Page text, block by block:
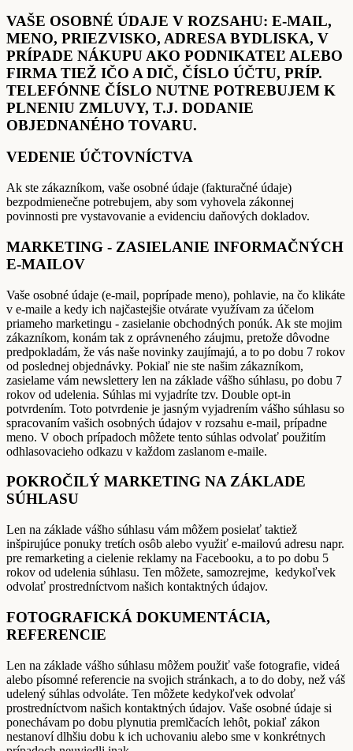
VAŠE OSOBNÉ ÚDAJE V ROZSAHU: E-MAIL,
MENO, PRIEZVISKO, ADRESA BYDLISKA, V
PRÍPADE NÁKUPU AKO PODNIKATEĽ ALEBO
FIRMA TIEŽ IČO A DIČ, ČÍSLO ÚČTU, PRÍP.
TELEFÓNNE ČÍSLO NUTNE POTREBUJEM K
PLNENIU ZMLUVY, T.J. DODANIE
OBJEDNANÉHO TOVARU.
VEDENIE ÚČTOVNÍCTVA
Ak ste zákazníkom, vaše osobné údaje (fakturačné údaje)
bezpodmienečne potrebujem, aby som vyhovela zákonnej
povinnosti pre vystavovanie a evidenciu daňových dokladov.
MARKETING - ZASIELANIE INFORMAČNÝCH
E-MAILOV
Vaše osobné údaje (e-mail, poprípade meno), pohlavie, na čo klikáte
v e-maile a kedy ich najčastejšie otvárate využívam za účelom
priameho marketingu - zasielanie obchodných ponúk. Ak ste mojim
zákazníkom, konám tak z oprávneného záujmu, pretože dôvodne
predpokladám, že vás naše novinky zaujímajú, a to po dobu 7 rokov
od poslednej objednávky. Pokiaľ nie ste našim zákazníkom,
zasielame vám newslettery len na základe vášho súhlasu, po dobu 7
rokov od udelenia. Súhlas mi vyjadríte tzv. Double opt-in
potvrdením. Toto potvrdenie je jasným vyjadrením vášho súhlasu so
spracovaním vašich osobných údajov v rozsahu e-mail, prípadne
meno. V oboch prípadoch môžete tento súhlas odvolať použitím
odhlasovacieho odkazu v každom zaslanom e-maile.
POKROČILÝ MARKETING NA ZÁKLADE
SÚHLASU
Len na základe vášho súhlasu vám môžem posielať taktiež
inšpirujúce ponuky tretích osôb alebo využiť e-mailovú adresu napr.
pre remarketing a cielenie reklamy na Facebooku, a to po dobu 5
rokov od udelenia súhlasu. Ten môžete, samozrejme, kedykoľvek
odvolať prostredníctvom našich kontaktných údajov.
FOTOGRAFICKÁ DOKUMENTÁCIA,
REFERENCIE
Len na základe vášho súhlasu môžem použiť vaše fotografie, videá
alebo písomné referencie na svojich stránkach, a to do doby, než váš
udelený súhlas odvoláte. Ten môžete kedykoľvek odvolať
prostredníctvom našich kontaktných údajov. Vaše osobné údaje si
ponechávam po dobu plynutia premlčacích lehôt, pokiaľ zákon
nestanoví dlhšiu dobu k ich uchovaniu alebo sme v konkrétnych